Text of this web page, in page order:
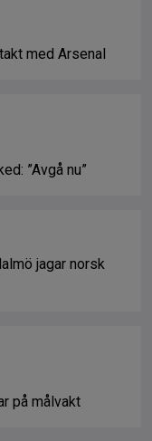
med Arsenal
”Avgå nu”
jagar norsk
på målvakt